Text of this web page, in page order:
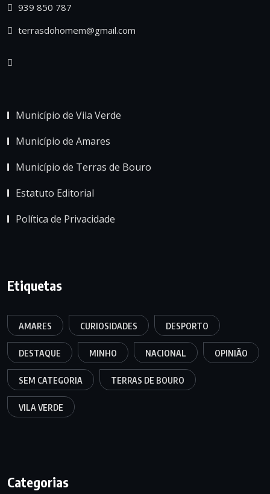
939 850 787
terrasdohomem@gmail.com
Município de Vila Verde
Município de Amares
Município de Terras de Bouro
Estatuto Editorial
Política de Privacidade
Etiquetas
AMARES CURIOSIDADES DESPORTO
DESTAQUE MINHO NACIONAL OPINIÃO
SEM CATEGORIA TERRAS DE BOURO
VILA VERDE
Categorias